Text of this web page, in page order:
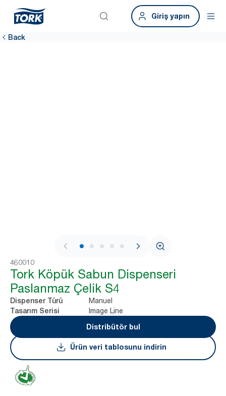
Giriş yapın
Back
1 / 7
460010
Tork Köpük Sabun Dispenseri
Paslanmaz Çelik S4
Dispenser Türü Manuel
Tasarım Serisi
Image Line
Distribütör bul
Ürün veri tablosunu indirin